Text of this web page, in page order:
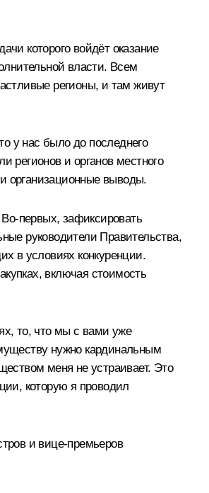
которого войдёт оказание
власти. Всем
регионы, и там живут
у нас было до последнего
регионов и органов местного
организационные выводы.
зафиксировать
руководители Правительства,
в условиях конкуренции.
включая стоимость
то, что мы с вами уже
нужно кардинальным
меня не устраивает. Это
которую я проводил
и вице-премьеров